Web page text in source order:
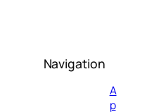
Navigation
А
р